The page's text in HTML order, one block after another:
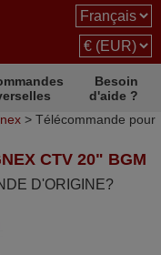
Besoin
d'aide ?
> Télécommande pour
CTV 20" BGM
D'ORIGINE?